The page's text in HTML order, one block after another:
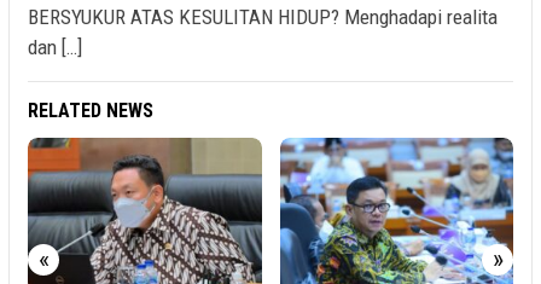
BERSYUKUR ATAS KESULITAN HIDUP? Menghadapi realita
dan […]
RELATED NEWS
« »